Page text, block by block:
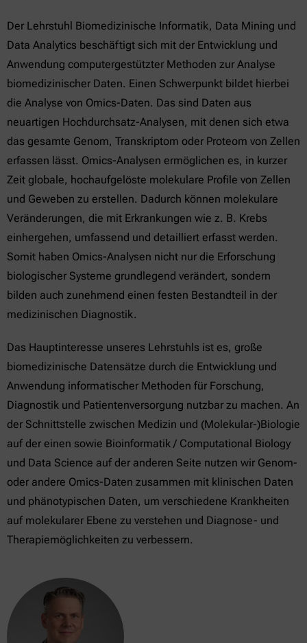
Der Lehrstuhl Biomedizinische Informatik, Data Mining und
Data Analytics beschäftigt sich mit der Entwicklung und
Anwendung computergestützter Methoden zur Analyse
biomedizinischer Daten. Einen Schwerpunkt bildet hierbei
die Analyse von Omics-Daten. Das sind Daten aus
neuartigen Hochdurchsatz-Analysen, mit denen sich etwa
das gesamte Genom, Transkriptom oder Proteom von Zellen
erfassen lässt. Omics-Analysen ermöglichen es, in kurzer
Zeit globale, hochaufgelöste molekulare Profile von Zellen
und Geweben zu erstellen. Dadurch können molekulare
Veränderungen, die mit Erkrankungen wie z. B. Krebs
einhergehen, umfassend und detailliert erfasst werden.
Somit haben Omics-Analysen nicht nur die Erforschung
biologischer Systeme grundlegend verändert, sondern
bilden auch zunehmend einen festen Bestandteil in der
medizinischen Diagnostik.
Das Hauptinteresse unseres Lehrstuhls ist es, große
biomedizinische Datensätze durch die Entwicklung und
Anwendung informatischer Methoden für Forschung,
Diagnostik und Patientenversorgung nutzbar zu machen. An
der Schnittstelle zwischen Medizin und (Molekular-)Biologie
auf der einen sowie Bioinformatik / Computational Biology
und Data Science auf der anderen Seite nutzen wir Genom-
oder andere Omics-Daten zusammen mit klinischen Daten
und phänotypischen Daten, um verschiedene Krankheiten
auf molekularer Ebene zu verstehen und Diagnose- und
Therapiemöglichkeiten zu verbessern.